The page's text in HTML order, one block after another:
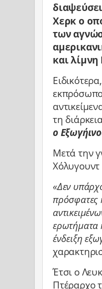
Χερκ ο
των
και λίμνη
τη
ο
Μετά την
Χόλυγουντ
«Δεν
πρόσφατες
ερωτήματα
ένδειξη
Έτσι ο
Πτέραρχο